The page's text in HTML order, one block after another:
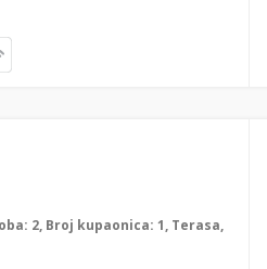
2, Broj kupaonica: 1, Terasa,